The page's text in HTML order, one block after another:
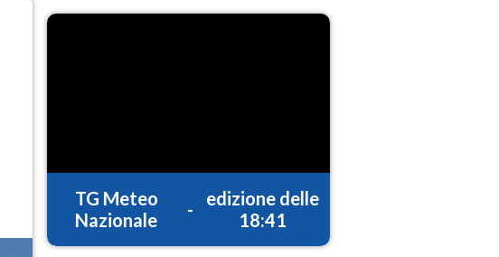
TG Meteo
Nazionale
-
edizione delle
18:41